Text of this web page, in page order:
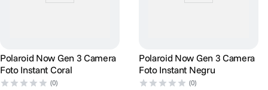
Polaroid Now Gen 3 Camera
Foto Instant Coral
(0)
Polaroid Now Gen 3 Camera
Foto Instant Negru
(0)